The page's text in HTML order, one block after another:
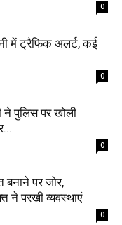
0
में ट्रैफिक अलर्ट, कई
0
पुलिस पर खोली
0
बनाने पर जोर,
ने परखी व्यवस्थाएं
0